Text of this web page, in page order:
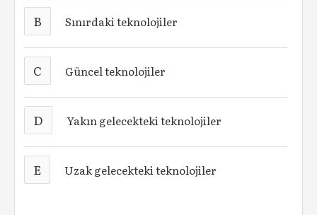
B Sınırdaki teknolojiler
C Güncel teknolojiler
D Yakın gelecekteki teknolojiler
E Uzak gelecekteki teknolojiler